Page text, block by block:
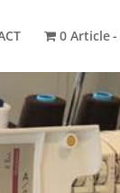
0 Article